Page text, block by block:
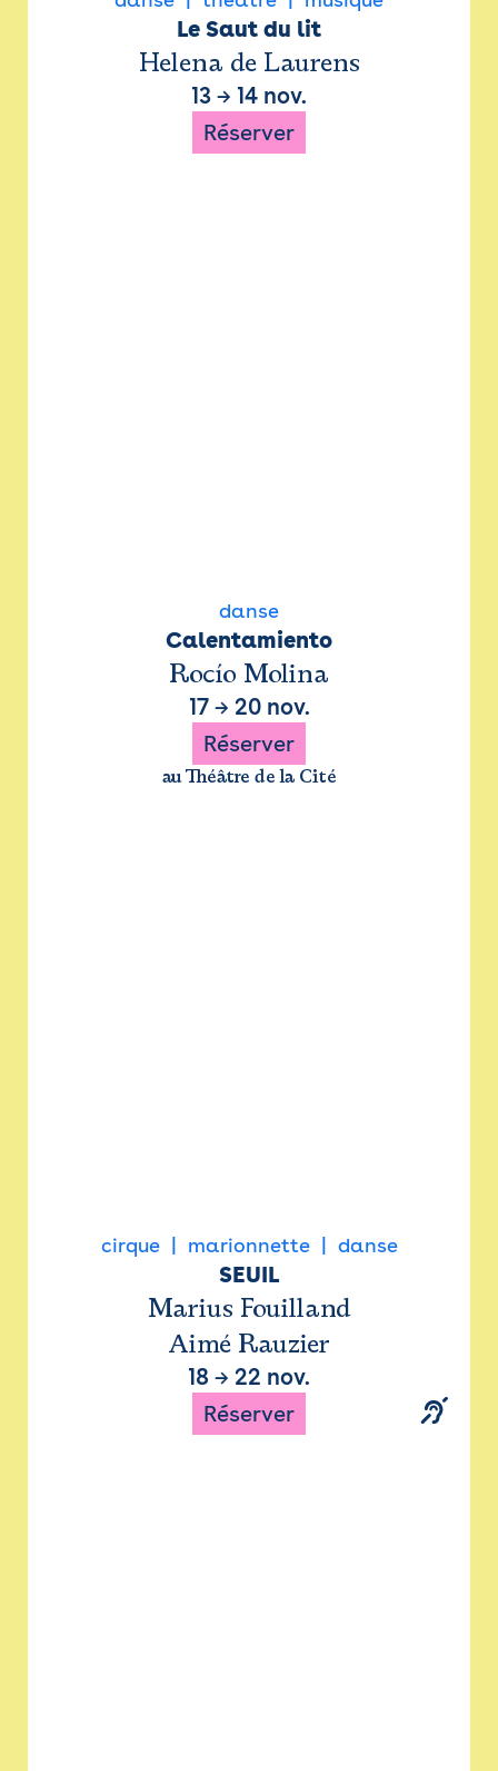
Le Saut du lit
Helena de Laurens
13 → 14 nov.
Réserver
danse
Calentamiento
Rocío Molina
17→ 20 nov.
Réserver
au Théâtre de la Cité
cirque marionnette danse
SEUIL
Marius Fouilland
Aimé Rauzier
18 → 22 nov.
Réserver